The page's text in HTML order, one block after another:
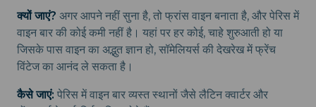
क्यों जाएं? अगर आपने नहीं सुना है, तो फ्रांस वाइन बनाता है, और पेरिस में
वाइन बार की कोई कमी नहीं है। यहां पर हर कोई, चाहे शुरुआती हो या
जिसके पास वाइन का अद्भुत ज्ञान हो, सॉमेलियर्स की देखरेख में फ्रेंच
विंटेज का आनंद ले सकता है।
कैसे जाएं: पेरिस में वाइन बार व्यस्त स्थानों जैसे लैटिन क्वार्टर और